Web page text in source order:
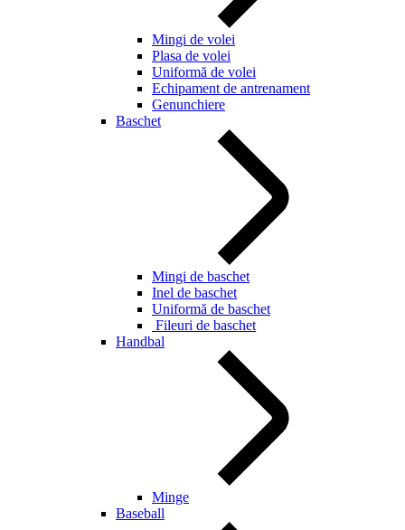
Mingi de volei
Plasa de volei
Uniformă de volei
Echipament de antrenament
Genunchiere
Baschet
Mingi de baschet
Inel de baschet
Uniformă de baschet
Fileuri de baschet
Handbal
Minge
Baseball